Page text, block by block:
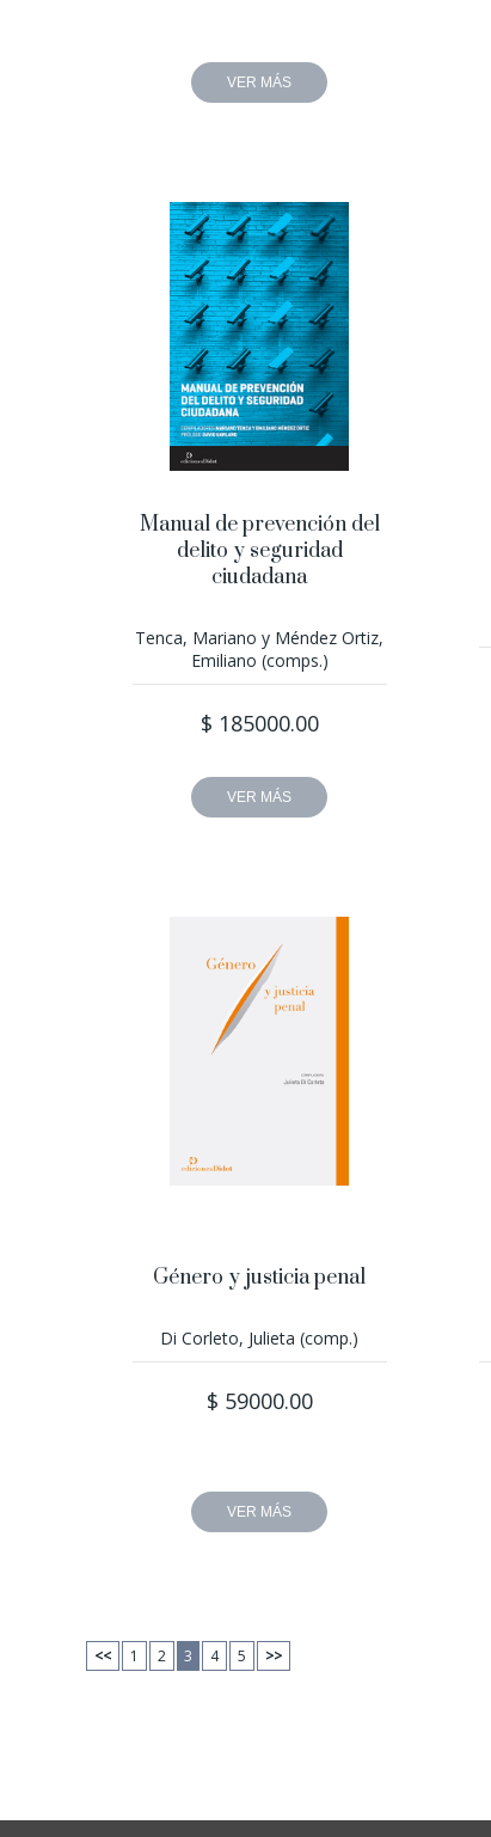
VER MÁS
Manual de prevención del
delito y seguridad
ciudadana
Tenca, Mariano y Méndez Ortiz,
Emiliano (comps.)
$ 185000.00
VER MÁS
Género y justicia penal
Di Corleto, Julieta (comp.)
$ 59000.00
VER MÁS
<< 1 2 3 4 5 >>